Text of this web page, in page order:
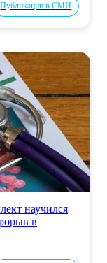
Публикации в СМИ
научился
в